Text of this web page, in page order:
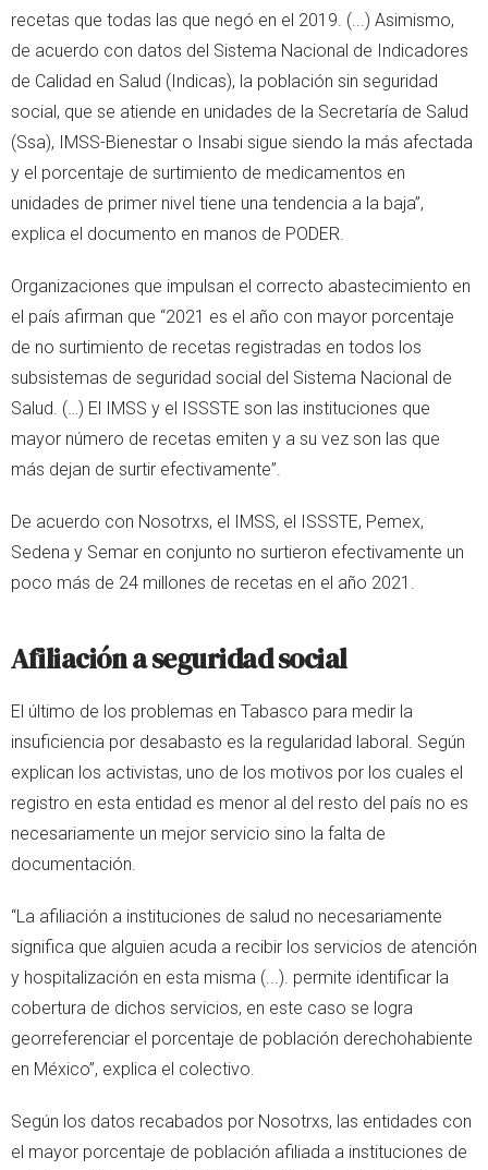
recetas que todas las que negó en el 2019. (...) Asimismo,
de acuerdo con datos del Sistema Nacional de Indicadores
de Calidad en Salud (Indicas), la población sin seguridad
social, que se atiende en unidades de la Secretaría de Salud
(Ssa), IMSS-Bienestar o Insabi sigue siendo la más afectada
y el porcentaje de surtimiento de medicamentos en
unidades de primer nivel tiene una tendencia a la baja”,
explica el documento en manos de PODER.
Organizaciones que impulsan el correcto abastecimiento en
el país afirman que “2021 es el año con mayor porcentaje
de no surtimiento de recetas registradas en todos los
subsistemas de seguridad social del Sistema Nacional de
Salud. (…) El IMSS y el ISSSTE son las instituciones que
mayor número de recetas emiten y a su vez son las que
más dejan de surtir efectivamente”.
De acuerdo con Nosotrxs, el IMSS, el ISSSTE, Pemex,
Sedena y Semar en conjunto no surtieron efectivamente un
poco más de 24 millones de recetas en el año 2021.
Afiliación a seguridad social
El último de los problemas en Tabasco para medir la
insuficiencia por desabasto es la regularidad laboral. Según
explican los activistas, uno de los motivos por los cuales el
registro en esta entidad es menor al del resto del país no es
necesariamente un mejor servicio sino la falta de
documentación.
“La afiliación a instituciones de salud no necesariamente
significa que alguien acuda a recibir los servicios de atención
y hospitalización en esta misma (...). permite identificar la
cobertura de dichos servicios, en este caso se logra
georreferenciar el porcentaje de población derechohabiente
en México”, explica el colectivo.
Según los datos recabados por Nosotrxs, las entidades con
el mayor porcentaje de población afiliada a instituciones de